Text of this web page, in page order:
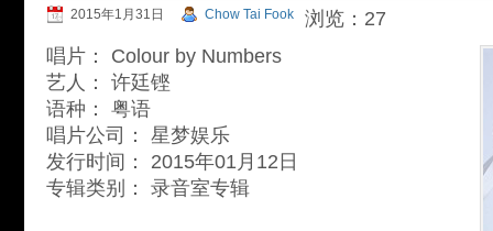
2015年1月31日 Chow Tai Fook
浏览：27
唱片： Colour by Numbers
艺人： 许廷铿
语种： 粤语
唱片公司： 星梦娱乐
发行时间： 2015年01月12日
专辑类别： 录音室专辑